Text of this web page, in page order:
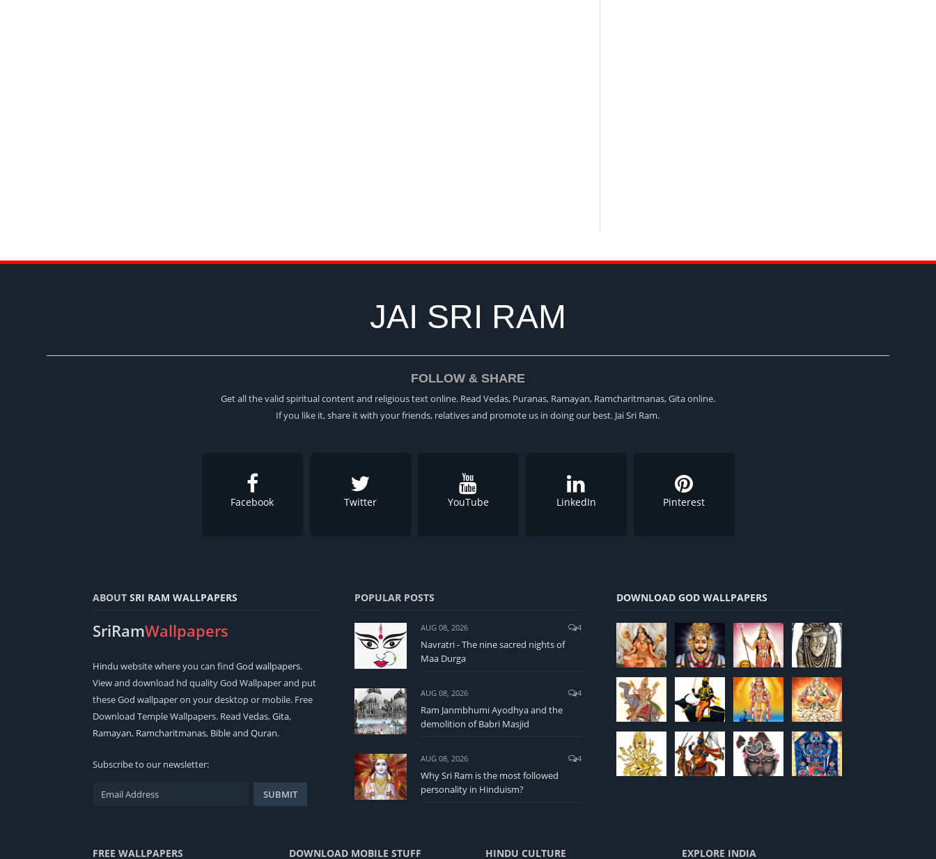
JAI SRI RAM
FOLLOW & SHARE
Get all the valid spiritual content and religious text online. Read Vedas, Puranas, Ramayan, Ramcharitmanas, Gita online.
If you like it, share it with your friends, relatives and promote us in doing our best. Jai Sri Ram.
Facebook Twitter YouTube LinkedIn Pinterest
ABOUT SRI RAM WALLPAPERS
SriRamWallpapers
Hindu website where you can find God wallpapers.
View and download hd quality God Wallpaper and put
these God wallpaper on your desktop or mobile. Free
Download Temple Wallpapers. Read Vedas,Gita,
Ramayan, Ramcharitmanas, Bibleand Quran.
Subscribe to our newsletter:
POPULAR POSTS
AUG 08, 2026 4
Navratri - The nine sacred nights of
Maa Durga
AUG 08, 2026 4
Ram Janmbhumi Ayodhya and the
demolition of Babri Masjid
AUG 08, 2026 4
Why Sri Ram is the most followed
personality in Hinduism?
DOWNLOAD GOD WALLPAPERS
FREE WALLPAPERS DOWNLOAD MOBILE STUFF HINDU CULTURE EXPLORE INDIA